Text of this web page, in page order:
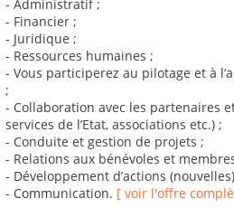
- Administratif ;
- Financier ;
- Juridique ;
- Ressources humaines ;
- Vous participerez au pilotage et à
;
- Collaboration avec les partenaires
services de l’Etat, associations etc.) ;
- Conduite et gestion de projets ;
- Relations aux bénévoles et
- Développement d’actions
- Communication. [ voir l'offre